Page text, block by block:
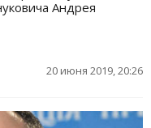
Андрея
20 июня 2019, 20:26